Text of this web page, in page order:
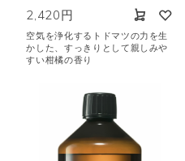
2,420円
空気を浄化するトドマツの力を生
かした、すっきりとして親しみや
すい柑橘の香り